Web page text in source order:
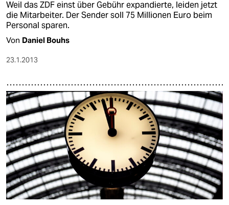
Weil das ZDF einst über Gebühr expandierte, leiden jetzt
die Mitarbeiter. Der Sender soll 75 Millionen Euro beim
Personal sparen.
Von Daniel Bouhs
23.1.2013